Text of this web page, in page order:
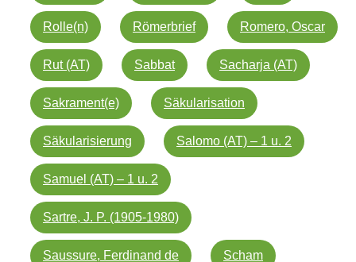
Rolle(n) Römerbrief Romero, Oscar
Rut (AT) Sabbat Sacharja (AT)
Sakrament(e) Säkularisation
Säkularisierung Salomo (AT) – 1 u. 2
Samuel (AT) – 1 u. 2
Sartre, J. P. (1905-1980)
Saussure, Ferdinand de Scham